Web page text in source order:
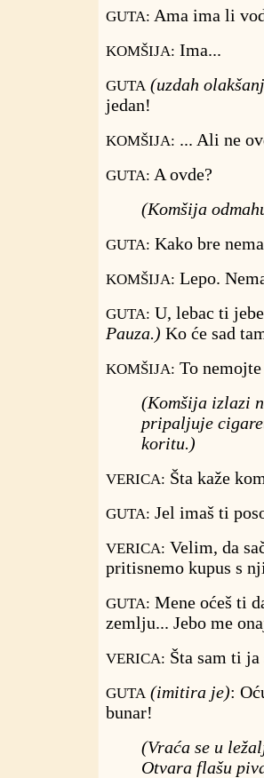
GUTA: Ama ima li
KOMŠIJA: Ima...
GUTA (uzdah
jedan!
KOMŠIJA: ... Ali ne
GUTA: A ovde?
(Komšija
GUTA: Kako bre
KOMŠIJA: Lepo.
GUTA: U, lebac ti
Pauza.) Ko će sad
KOMŠIJA: To
(Komšija izlazi
pripaljuje
koritu.)
VERICA: Šta kaže
GUTA: Jel imaš ti
VERICA: Velim, da
pritisnemo kupus s
GUTA: Mene oćeš ti
zemlju... Jebo me
VERICA: Šta sam ti
GUTA (imitira je):
bunar!
(Vraća se u
Otvara flašu